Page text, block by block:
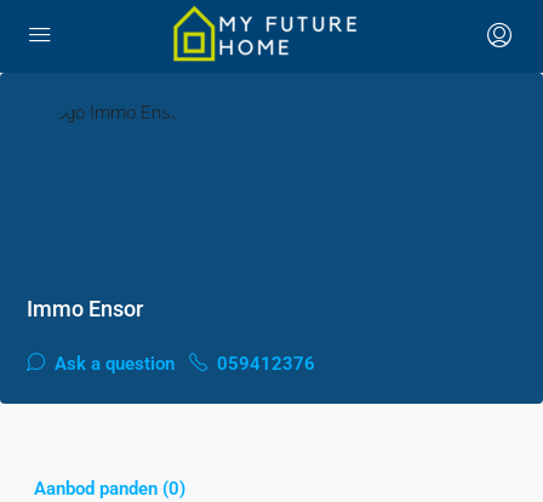
Immo Ensor
Ask a question 059412376
Aanbod panden (0)